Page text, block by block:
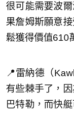
很可能需要波
果詹姆斯願意
鬆獲得價值610
📍雷納德（
有些棘手了，
巴特勒，而快